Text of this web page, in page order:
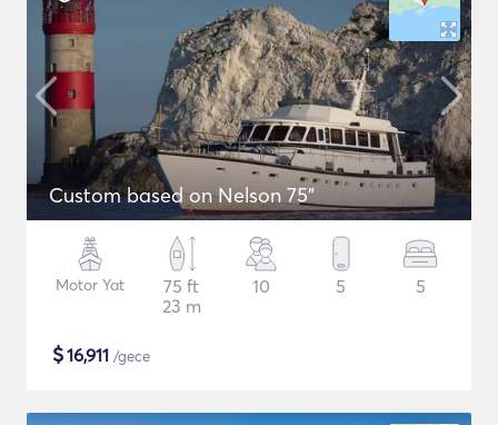
Custom based on Nelson 75"
Motor Yat
75 ft
23 m
10 5 5
$16,911 /gece